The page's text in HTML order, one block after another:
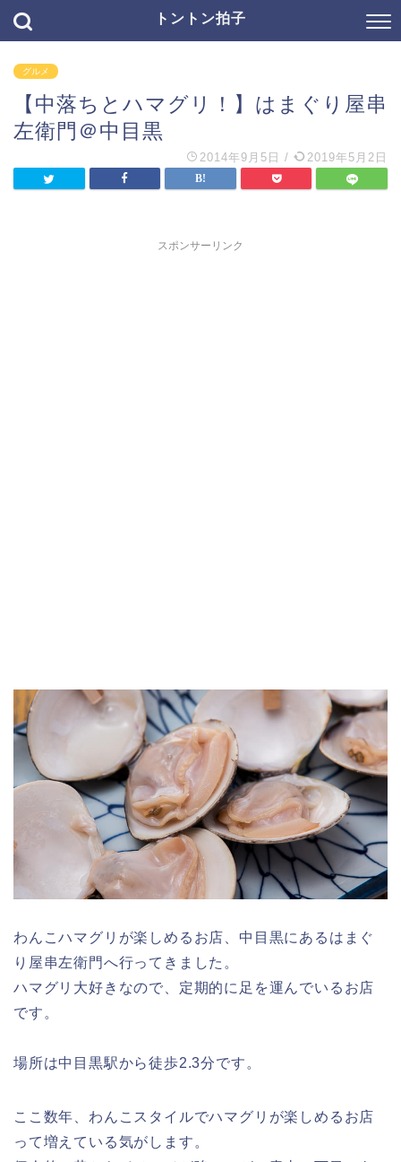
トントン拍子
グルメ
【中落ちとハマグリ！】はまぐり屋串
左衛門＠中目黒
2014年9月5日 / 2019年5月2日
スポンサーリンク
わんこハマグリが楽しめるお店、中目黒にあるはまぐ
り屋串左衛門へ行ってきました。
ハマグリ大好きなので、定期的に足を運んでいるお店
です。
場所は中目黒駅から徒歩2.3分です。
ここ数年、わんこスタイルでハマグリが楽しめるお店
って増えている気がします。